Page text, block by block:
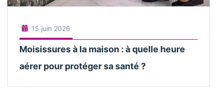
15 juin 2026
Moisissures à la maison : à quelle heure
aérer pour protéger sa santé ?